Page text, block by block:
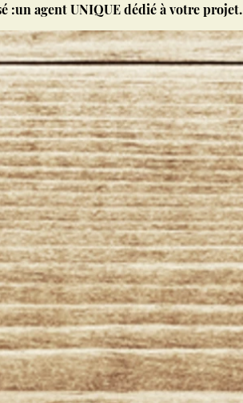
:un agent UNIQUE dédié à votre projet.